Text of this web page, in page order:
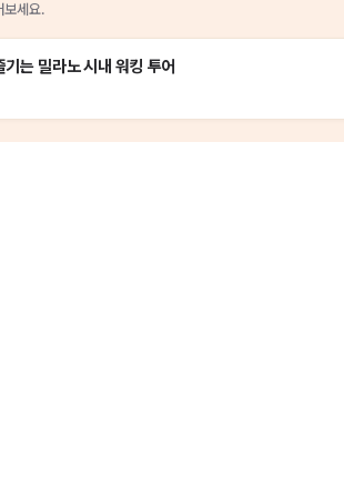
보세요.
는 밀라노 시내 워킹 투어